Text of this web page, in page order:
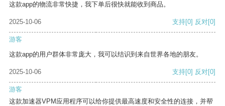
这款app的物流非常快捷，我下单后很快就能收到商品。
2025-10-06 支持[0] 反对[0]
游客
这款app的用户群体非常庞大，我可以结识到来自世界各地的朋友。
2025-10-06 支持[0] 反对[0]
游客
这款加速器VPM应用程序可以给你提供最高速度和安全性的连接，并帮